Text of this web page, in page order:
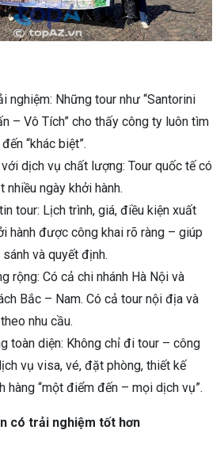
nghiệm: Những tour như “Santorini
– Vô Tích” cho thấy công ty luôn tìm
“khác biệt”.
dịch vụ chất lượng: Tour quốc tế có
nhiều ngày khởi hành.
tour: Lịch trình, giá, điều kiện xuất
hành được công khai rõ ràng – giúp
và quyết định.
rộng: Có cả chi nhánh Hà Nội và
Bắc – Nam. Có cả tour nội địa và
nhu cầu.
toàn diện: Không chỉ đi tour – công
vụ visa, vé, đặt phòng, thiết kế
hàng “một điểm đến – mọi dịch vụ”.
có trải nghiệm tốt hơn